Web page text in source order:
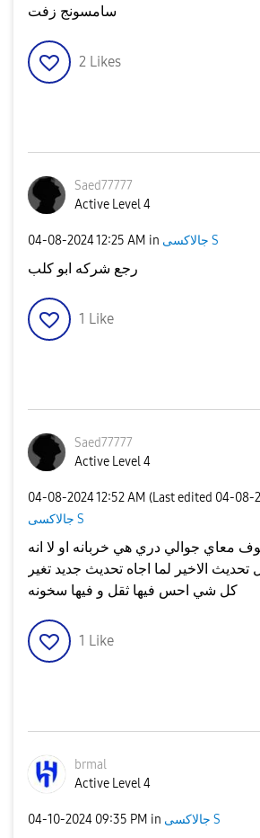
سامسونج زفت
2 Likes
Saed77777
Active Level 4
‎04-08-202412:25 AM in جالاكسى S
رجع شركه ابو كلب
1 Like
Saed77777
Active Level 4
‎04-08-202412:52 AM (Last edited ‎04-08-
جالاكسى S
معاي جوالي دري هي خربانه او لا انه
الاخير لما اجاه تحديث جديد تغير
كل شي احس فيها ثقل و فيها سخونه
1 Like
brmal
Active Level 4
‎04-10-2024 09:35 PM in جالاكسى S